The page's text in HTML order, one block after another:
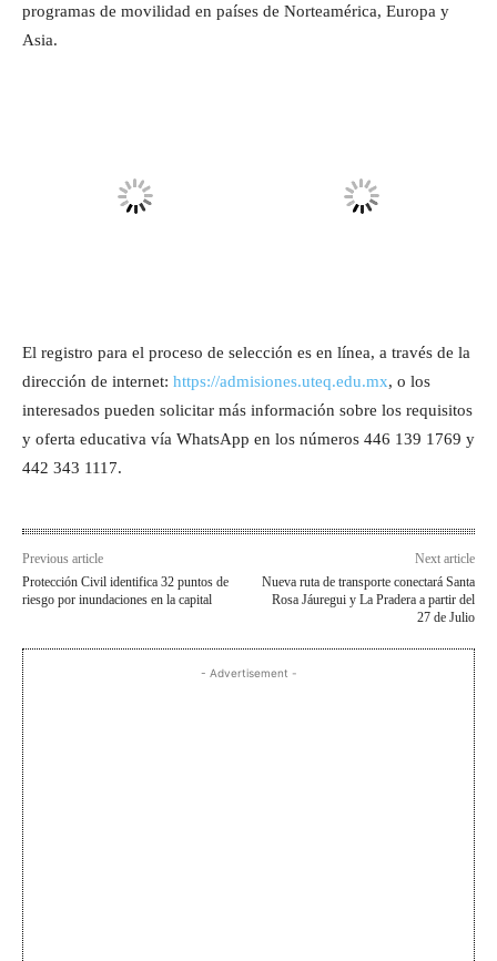
programas de movilidad en países de Norteamérica, Europa y
Asia.
El registro para el proceso de selección es en línea, a través de la
dirección de internet: https://admisiones.uteq.edu.mx, o los
interesados pueden solicitar más información sobre los requisitos
y oferta educativa vía WhatsApp en los números 446 139 1769 y
442 343 1117.
Previous article
Protección Civil identifica 32 puntos de
riesgo por inundaciones en la capital
Next article
Nueva ruta de transporte conectará Santa
Rosa Jáuregui y La Pradera a partir del
27 de Julio
- Advertisement -